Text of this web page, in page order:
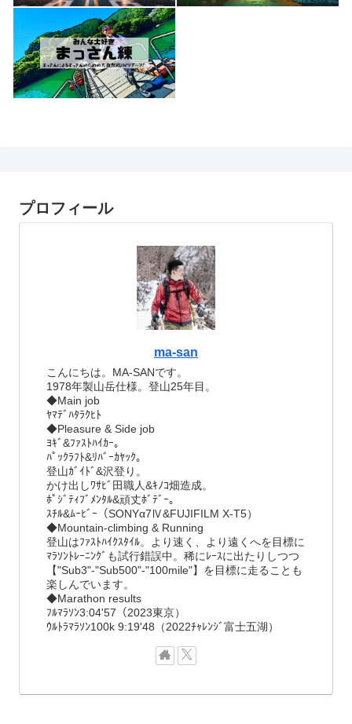
プロフィール
ma-san
こんにちは。MA-SANです。
1978年製山岳仕様。登山25年目。
◆Main job
ﾔﾏﾃﾞﾊﾀﾗｸﾋﾄ
◆Pleasure & Side job
ﾖｷﾞ&ﾌｧｽﾄﾊｲｶｰ。
ﾊﾟｯｸﾗﾌﾄ&ﾘﾊﾞｰｶﾔｯｸ。
登山ｶﾞｲﾄﾞ&沢登り。
かけ出しﾜｻﾋﾞ田職人&ｷﾉｺ畑造成。
ﾎﾟｼﾞﾃｨﾌﾞﾒﾝﾀﾙ&頑丈ﾎﾞﾃﾞｰ。
ｽﾁﾙ&ﾑｰﾋﾞｰ（SONYα7Ⅳ&FUJIFILM X-T5）
◆Mountain-climbing & Running
登山はﾌｧｽﾄﾊｲｸｽﾀｲﾙ。より速く、より遠くへを目標に
ﾏﾗｿﾝﾄﾚｰﾆﾝｸﾞも試行錯誤中。稀にﾚｰｽに出たりしつつ
【"Sub3"-"Sub500"-"100mile"】を目標に走ることも
楽しんでいます。
◆Marathon results
ﾌﾙﾏﾗｿﾝ3:04'57（2023東京）
ｳﾙﾄﾗﾏﾗｿﾝ100k 9:19'48（2022ﾁｬﾚﾝｼﾞ富士五湖）